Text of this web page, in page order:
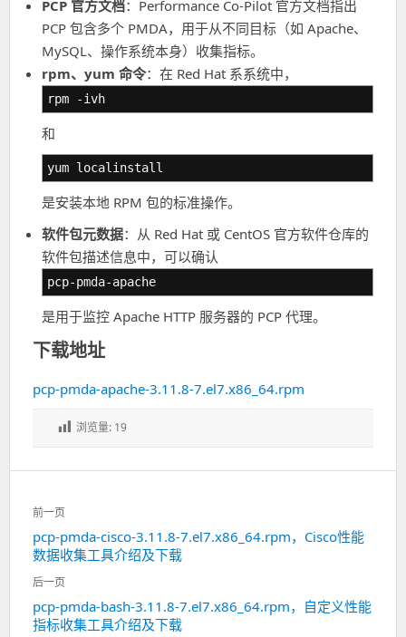
PCP 官方文档：Performance Co-Pilot 官方文档指出
PCP 包含多个 PMDA，用于从不同目标（如 Apache、
MySQL、操作系统本身）收集指标。
rpm、yum 命令：在 Red Hat 系系统中，
rpm -ivh
和
yum localinstall
是安装本地 RPM 包的标准操作。
软件包元数据：从 Red Hat 或 CentOS 官方软件仓库的
软件包描述信息中，可以确认
pcp-pmda-apache
是用于监控 Apache HTTP 服务器的 PCP 代理。
下载地址
pcp-pmda-apache-3.11.8-7.el7.x86_64.rpm
浏览量: 19
文
章
导
航
前一页
上
一
篇：
pcp-pmda-cisco-3.11.8-7.el7.x86_64.rpm，Cisco性能
数据收集工具介绍及下载
后一页
下
一
pcp-pmda-bash-3.11.8-7.el7.x86_64.rpm，自定义性能
指标收集工具介绍及下载